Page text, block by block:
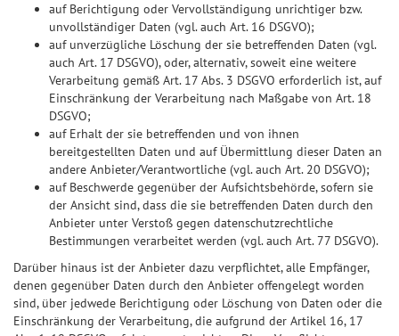
auf Berichtigung oder Vervollständigung unrichtiger bzw.
unvollständiger Daten (vgl. auch Art. 16 DSGVO);
auf unverzügliche Löschung der sie betreffenden Daten (vgl.
auch Art. 17 DSGVO), oder, alternativ, soweit eine weitere
Verarbeitung gemäß Art. 17 Abs. 3 DSGVO erforderlich ist, auf
Einschränkung der Verarbeitung nach Maßgabe von Art. 18
DSGVO;
auf Erhalt der sie betreffenden und von ihnen
bereitgestellten Daten und auf Übermittlung dieser Daten an
andere Anbieter/Verantwortliche (vgl. auch Art. 20 DSGVO);
auf Beschwerde gegenüber der Aufsichtsbehörde, sofern sie
der Ansicht sind, dass die sie betreffenden Daten durch den
Anbieter unter Verstoß gegen datenschutzrechtliche
Bestimmungen verarbeitet werden (vgl. auch Art. 77 DSGVO).
Darüber hinaus ist der Anbieter dazu verpflichtet, alle Empfänger,
denen gegenüber Daten durch den Anbieter offengelegt worden
sind, über jedwede Berichtigung oder Löschung von Daten oder die
Einschränkung der Verarbeitung, die aufgrund der Artikel 16, 17